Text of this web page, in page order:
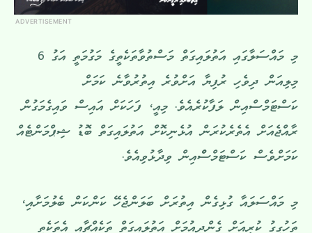
ADVERTISEMENT
މި މައްސަލާގައި އަތުލައިގަތް މަސްތުވާތަކެތީގެ މަގުމަތީ އަގު 6
މިލިއަން ދިވެހި ރުފިޔާ އަށްވުރެ އިތުރުވާނެ ކަމަށް
ކަސްޓަމްސްއިން ލަފާކުރެއެވެ. މިއީ، ފަހަކަށް އައިސް ވައިގެމަގުން
ރާއްޖެއަށް އެތެރެކުރަން އުޅެނިކޮށް އަތުލައިގަތް ބޮޑު ޝިޕްމަންޓެއް
ކަމަށްވެސް ކަސްޓަމްސްްއިން ވިދާޅުވިއެވެ.
މި މައްސަލައާ ގުޅިގެން އިތުރަށް ބަލަންޖެހޭ ކަންކަން ބެލުމަށާއި،